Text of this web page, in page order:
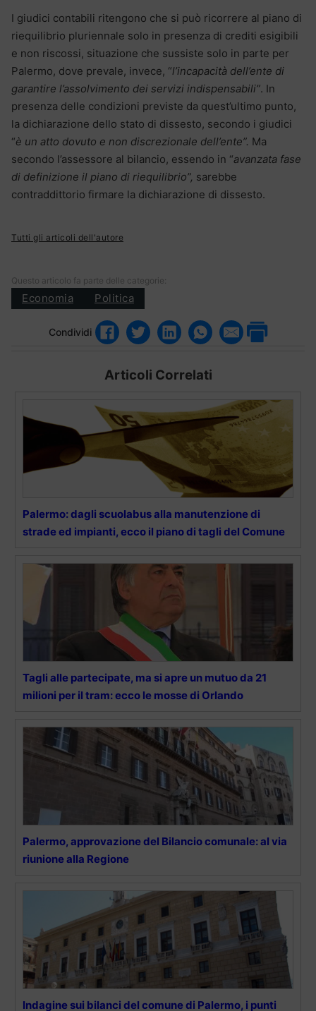
I giudici contabili ritengono che si può ricorrere al piano di
riequilibrio pluriennale solo in presenza di crediti esigibili
e non riscossi, situazione che sussiste solo in parte per
Palermo, dove prevale, invece, “l’incapacità dell’ente di
garantire l’assolvimento dei servizi indispensabili”. In
presenza delle condizioni previste da quest’ultimo punto,
la dichiarazione dello stato di dissesto, secondo i giudici
“è un atto dovuto e non discrezionale dell’ente”. Ma
secondo l’assessore al bilancio, essendo in “avanzata fase
di definizione il piano di riequilibrio”, sarebbe
contraddittorio firmare la dichiarazione di dissesto.
Tutti gli articoli dell'autore
Questo articolo fa parte delle categorie:
Economia Politica
Condividi
Articoli Correlati
Palermo: dagli scuolabus alla manutenzione di
strade ed impianti, ecco il piano di tagli del Comune
Tagli alle partecipate, ma si apre un mutuo da 21
milioni per il tram: ecco le mosse di Orlando
Palermo, approvazione del Bilancio comunale: al via
riunione alla Regione
Indagine sui bilanci del comune di Palermo, i punti